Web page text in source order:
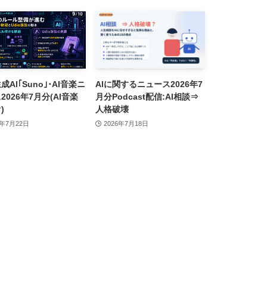
AI｢Suno｣･AI音楽ニ
2026年7月分(AI音楽
7月22日
AIに関するニュース2026年7
月分Podcast配信:AI相談⇒
人格破壊
2026年7月18日